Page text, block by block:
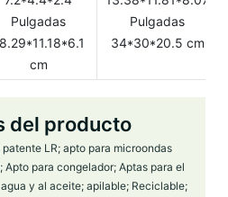
Pulgadas
cm
Pulgadas
34*30*20.5 cm
del producto
patente LR; apto para microondas
para congelador; Aptas para el
y al aceite; apilable; Reciclable;